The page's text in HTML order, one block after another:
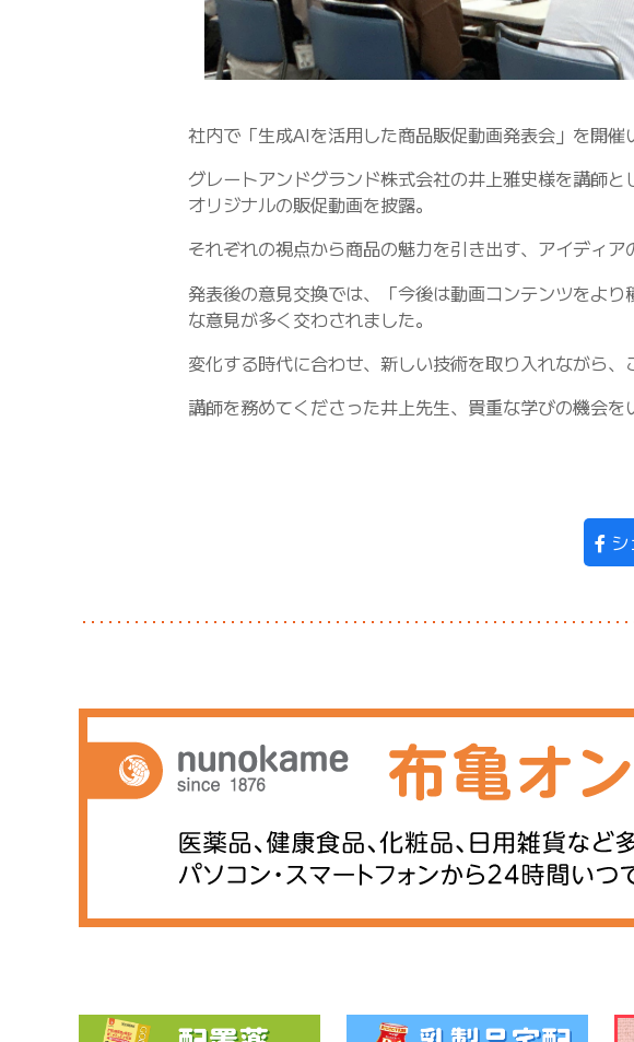
社内で「生成AIを活用した商品販促動画発表会」を開催
グレートアンドグランド株式会社の井上雅史様を講師
オリジナルの販促動画を披露。
それぞれの視点から商品の魅力を引き出す、アイディア
発表後の意見交換では、「今後は動画コンテンツをよ
な意見が多く交わされました。
変化する時代に合わせ、新しい技術を取り入れながら
講師を務めてくださった井上先生、貴重な学びの機会を